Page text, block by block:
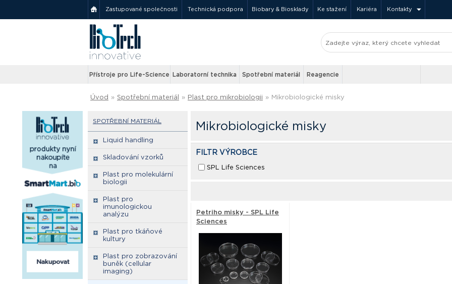
Zastupované společnosti Technická podpora Biobary & Biosklady Ke stažení Kariéra Kontakty
Přístroje pro Life-Science Laboratorní technika Spotřební materiál Reagencie
Úvod » Spotřební materiál » Plast pro mikrobiologii » Mikrobiologické misky
SPOTŘEBNÍ MATERIÁL
Liquid handling
Skladování vzorků
Plast pro molekulární
biologii
Plast pro
imunologickou
analýzu
Plast pro tkáňové
kultury
Plast pro zobrazování
buněk (cellular
imaging)
Mikrobiologické misky
FILTR VÝROBCE
SPL Life Sciences
Petriho misky - SPL Life
Sciences